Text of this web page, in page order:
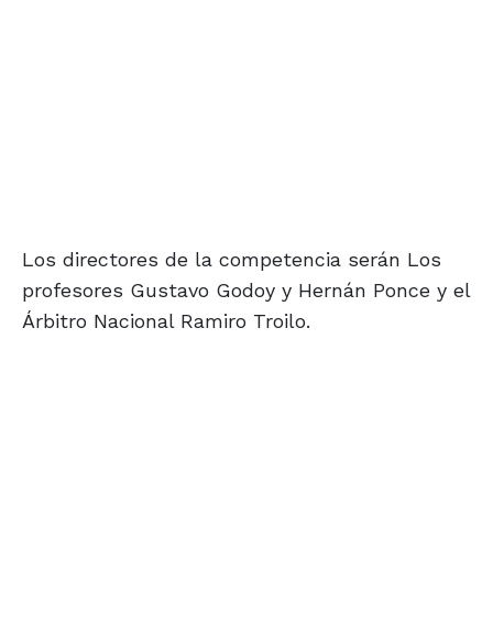
Los directores de la competencia serán Los
profesores Gustavo Godoy y Hernán Ponce y el
Árbitro Nacional Ramiro Troilo.